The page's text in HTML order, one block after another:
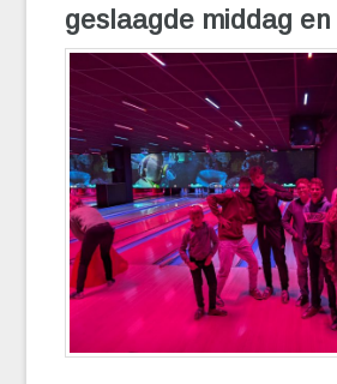
geslaagde middag en